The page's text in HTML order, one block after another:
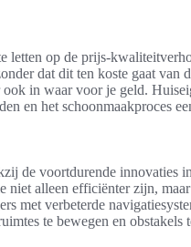
letten op de prijs-
dat dit ten koste gaat van
in waar voor je geld.
en het schoonmaakproces
de voortdurende innovaties
niet alleen efficiënter zijn,
met verbeterde
te bewegen en obstakels